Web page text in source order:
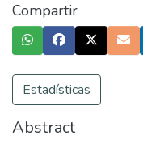
Compartir
Estadísticas
Abstract